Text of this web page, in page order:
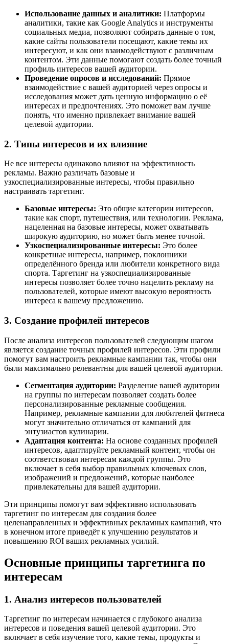
Использование данных и аналитики: Платформы
аналитики, такие как Google Analytics и инструменты
социальных медиа, позволяют собирать данные о том,
какие сайты пользователи посещают, какие темы их
интересуют, и как они взаимодействуют с различным
контентом. Эти данные помогают создать более точный
профиль интересов вашей аудитории.
Проведение опросов и исследований: Прямое
взаимодействие с вашей аудиторией через опросы и
исследования может дать ценную информацию о её
интересах и предпочтениях. Это поможет вам лучше
понять, что именно привлекает внимание вашей
целевой аудитории.
2. Типы интересов и их влияние
Не все интересы одинаково влияют на эффективность
рекламы. Важно различать базовые и
узкоспециализированные интересы, чтобы правильно
настраивать таргетинг.
Базовые интересы: Это общие категории интересов,
такие как спорт, путешествия, или технологии. Реклама,
нацеленная на базовые интересы, может охватывать
широкую аудиторию, но может быть менее точной.
Узкоспециализированные интересы: Это более
конкретные интересы, например, поклонники
определённого бренда или любители конкретного вида
спорта. Таргетинг на узкоспециализированные
интересы позволяет более точно нацелить рекламу на
пользователей, которые имеют высокую вероятность
интереса к вашему предложению.
3. Создание профилей интересов
После анализа интересов пользователей следующим шагом
является создание точных профилей интересов. Эти профили
помогут вам настроить рекламные кампании так, чтобы они
были максимально релевантны для вашей целевой аудитории.
Сегментация аудитории: Разделение вашей аудитории
на группы по интересам позволяет создать более
персонализированные рекламные сообщения.
Например, рекламные кампании для любителей фитнеса
могут значительно отличаться от кампаний для
энтузиастов кулинарии.
Адаптация контента: На основе созданных профилей
интересов, адаптируйте рекламный контент, чтобы он
соответствовал интересам каждой группы. Это
включает в себя выбор правильных ключевых слов,
изображений и предложений, которые наиболее
привлекательны для вашей аудитории.
Эти принципы помогут вам эффективно использовать
таргетинг по интересам для создания более
целенаправленных и эффективных рекламных кампаний, что
в конечном итоге приведёт к улучшению результатов и
повышению ROI ваших рекламных усилий.
Основные принципы таргетинга по
интересам
1. Анализ интересов пользователей
Таргетинг по интересам начинается с глубокого анализа
интересов и поведения вашей целевой аудитории. Это
включает в себя изучение того, какие темы, продукты и